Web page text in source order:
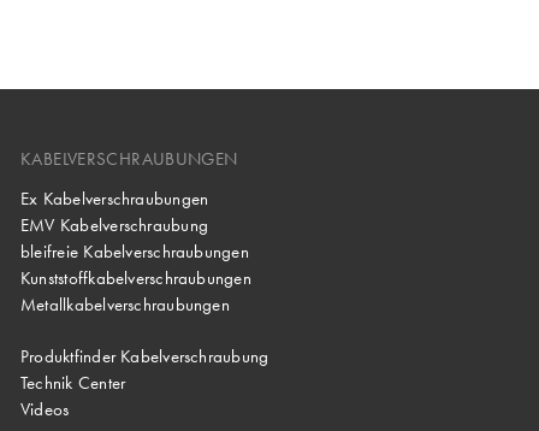
KABELVERSCHRAUBUNGEN
Ex Kabelverschraubungen
EMV Kabelverschraubung
bleifreie Kabelverschraubungen
Kunststoffkabelverschraubungen
Metallkabelverschraubungen
Produktfinder Kabelverschraubung
Technik Center
Videos